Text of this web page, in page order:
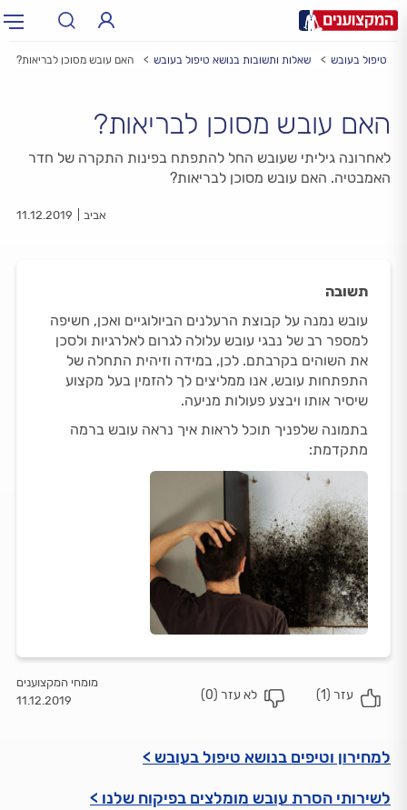
עיר: תל אביב, חיפה…
טיפול בעובש שאלות ותשובות בנושא טיפול בעובש האם עובש מסוכן לבריאות?
האם עובש מסוכן לבריאות?
לאחרונה גיליתי שעובש החל להתפתח בפינות התקרה של חדר
האמבטיה. האם עובש מסוכן לבריאות?
אביב 11.12.2019
תשובה
עובש נמנה על קבוצת הרעלנים הביולוגיים ואכן, חשיפה
למספר רב של נבגי עובש עלולה לגרום לאלרגיות ולסכן
את השוהים בקרבתם. לכן, במידה וזיהית התחלה של
התפתחות עובש, אנו ממליצים לך להזמין בעל מקצוע
שיסיר אותו ויבצע פעולות מניעה.
בתמונה שלפניך תוכל לראות איך נראה עובש ברמה
מתקדמת:
1
)
0
)
מומחי המקצוענים
11.12.2019
למחירון וטיפים בנושא טיפול בעובש >
לשירותי הסרת עובש מומלצים בפיקוח שלנו >